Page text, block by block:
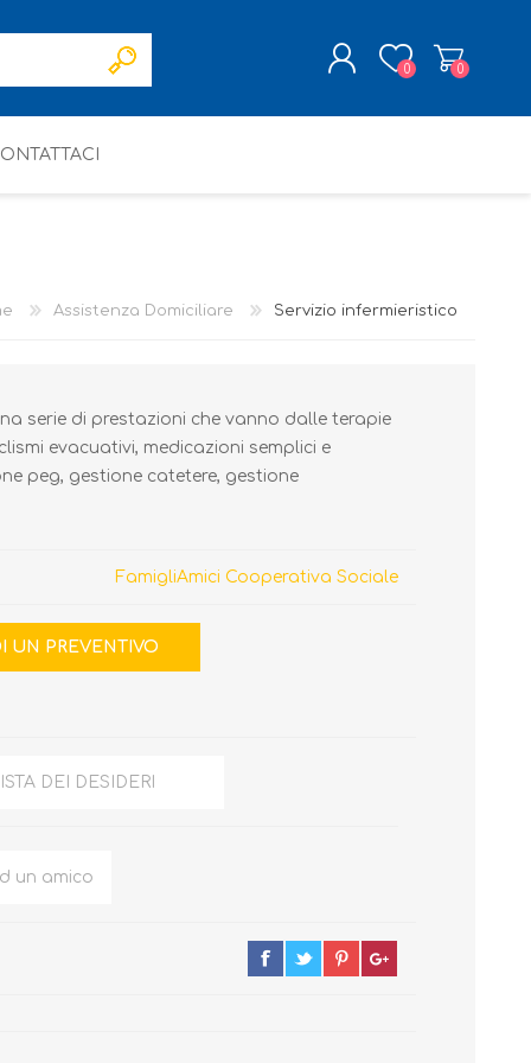
0 0
Assistenza Domiciliare Servizio infermieristico
serie di prestazioni che vanno dalle terapie
evacuativi, medicazioni semplici e
peg, gestione catetere, gestione
FamigliAmici Cooperativa Sociale
DEI DESIDERI